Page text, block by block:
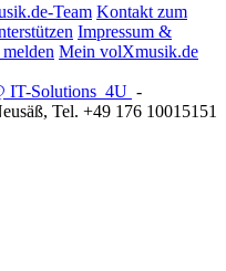
Team Kontakt zum
Impressum &
Mein volXmusik.de
IT-Solutions 4U -
, Tel. +49 176 10015151